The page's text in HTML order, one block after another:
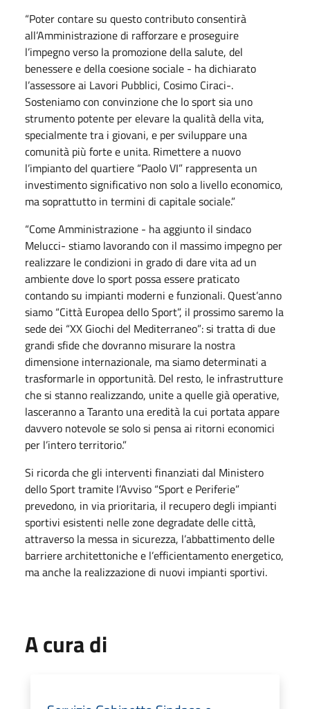
“Poter contare su questo contributo consentirà
all’Amministrazione di rafforzare e proseguire
l’impegno verso la promozione della salute, del
benessere e della coesione sociale - ha dichiarato
l’assessore ai Lavori Pubblici, Cosimo Ciraci-.
Sosteniamo con convinzione che lo sport sia uno
strumento potente per elevare la qualità della vita,
specialmente tra i giovani, e per sviluppare una
comunità più forte e unita. Rimettere a nuovo
l’impianto del quartiere “Paolo VI” rappresenta un
investimento significativo non solo a livello economico,
ma soprattutto in termini di capitale sociale.”
“Come Amministrazione - ha aggiunto il sindaco
Melucci- stiamo lavorando con il massimo impegno per
realizzare le condizioni in grado di dare vita ad un
ambiente dove lo sport possa essere praticato
contando su impianti moderni e funzionali. Quest’anno
siamo “Città Europea dello Sport”, il prossimo saremo la
sede dei “XX Giochi del Mediterraneo”: si tratta di due
grandi sfide che dovranno misurare la nostra
dimensione internazionale, ma siamo determinati a
trasformarle in opportunità. Del resto, le infrastrutture
che si stanno realizzando, unite a quelle già operative,
lasceranno a Taranto una eredità la cui portata appare
davvero notevole se solo si pensa ai ritorni economici
per l’intero territorio.”
Si ricorda che gli interventi finanziati dal Ministero
dello Sport tramite l’Avviso “Sport e Periferie”
prevedono, in via prioritaria, il recupero degli impianti
sportivi esistenti nelle zone degradate delle città,
attraverso la messa in sicurezza, l’abbattimento delle
barriere architettoniche e l’efficientamento energetico,
ma anche la realizzazione di nuovi impianti sportivi.
A cura di